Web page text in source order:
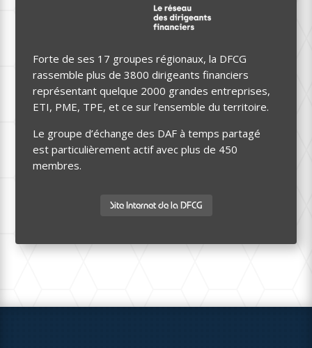
Forte de ses 17 groupes régionaux, la DFCG
rassemble plus de 3800 dirigeants financiers
représentant quelque 2000 grandes entreprises,
ETI, PME, TPE, et ce sur l’ensemble du territoire.
Le groupe d’échange des DAF à temps partagé
est particulièrement actif avec plus de 450
membres.
Site Internet de la DFCG